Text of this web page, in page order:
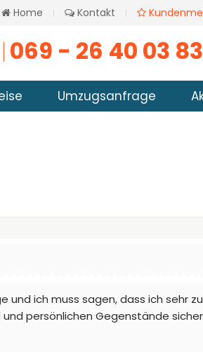
Home Kontakt
069 - 26 40 03 83
Umzugsanfrage
und ich muss sagen, dass ich sehr
persönlichen Gegenstände